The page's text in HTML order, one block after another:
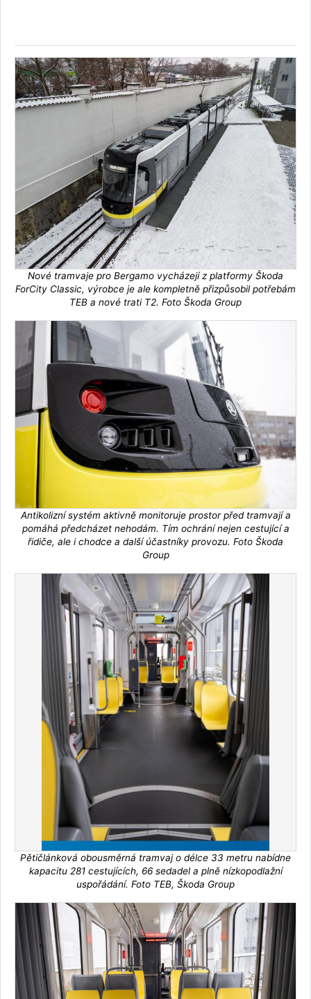
Nové tramvaje pro Bergamo vycházejí z platformy Škoda
ForCity Classic, výrobce je ale kompletně přizpůsobil potřebám
TEB a nové trati T2. Foto Škoda Group
Antikolizní systém aktivně monitoruje prostor před tramvají a
pomáhá předcházet nehodám. Tím ochrání nejen cestující a
řidiče, ale i chodce a další účastníky provozu. Foto Škoda
Group
Pětičlánková obousměrná tramvaj o délce 33 metru nabídne
kapacitu 281 cestujících, 66 sedadel a plně nízkopodlažní
uspořádání. Foto TEB, Škoda Group